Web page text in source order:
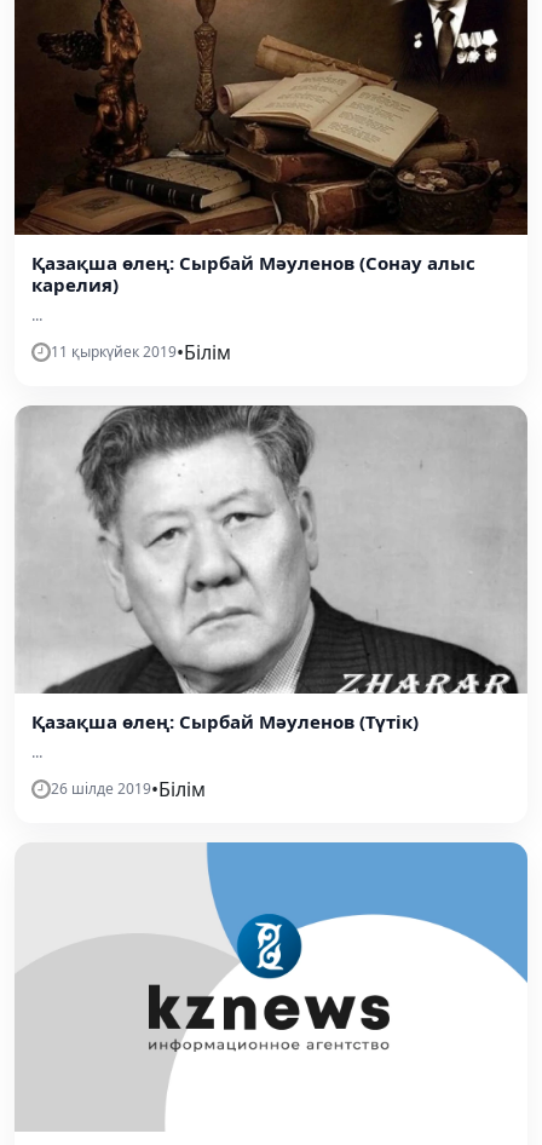
Қазақша өлең: Сырбай Мәуленов (Сонау алыс
карелия)
...
11 қыркүйек 2019•Білім
Қазақша өлең: Сырбай Мәуленов (Түтік)
...
26 шілде 2019•Білім